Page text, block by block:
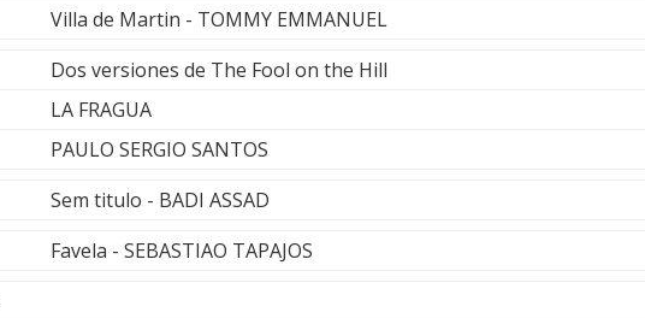
Villa de Martin - TOMMY EMMANUEL
Dos versiones de The Fool on the Hill
LA FRAGUA
PAULO SERGIO SANTOS
Sem titulo - BADI ASSAD
Favela - SEBASTIAO TAPAJOS